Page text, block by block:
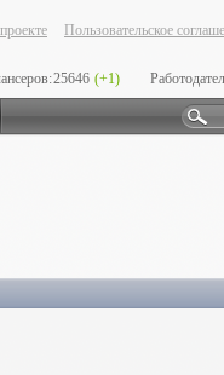
Пользовательское
25646 (+1)